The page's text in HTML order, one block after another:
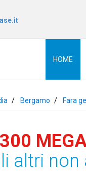
HOME
Bergamo Fara
300
altri non